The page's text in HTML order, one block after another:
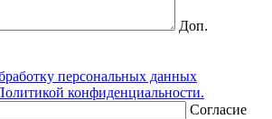
Доп.
персональных данных
конфиденциальности.
Согласие